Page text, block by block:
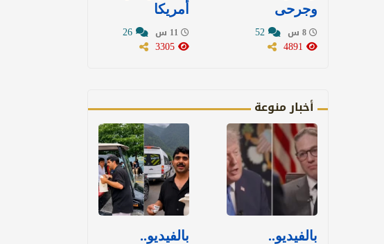
وجرحى
أمريكا
أخبار منوعة
بالفيديو..
بالفيديو..